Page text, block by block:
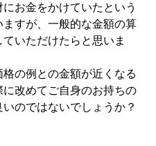
お金をかけていたという
すが、一般的な金額の算
いただけたらと思いま
の例との金額が近くなる
改めてご自身のお持ちの
のではないでしょうか？